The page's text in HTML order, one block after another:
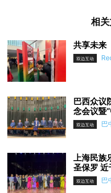
相
共享未来
双边互动
巴西众议
念会议暨
双边互动 巴
上海民
圣保罗
双边互动 巴